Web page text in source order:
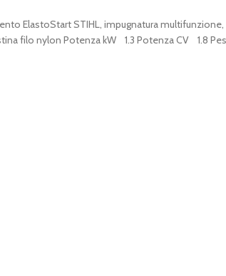
ElastoStart STIHL, impugnatura
filo nylon Potenza kW 1.3 Potenza CV 1.8